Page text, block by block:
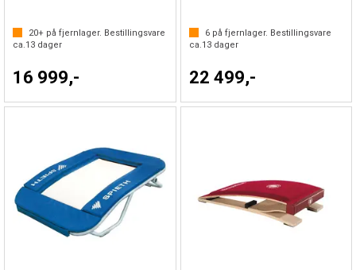
20+ på fjernlager. Bestillingsvare
ca.13 dager
16 999,-
6på fjernlager. Bestillingsvare
ca.13dager
22 499,-